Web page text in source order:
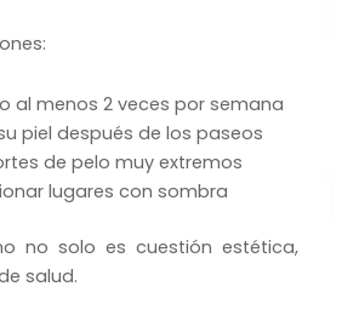
al menos 2 veces por semana
piel después de los paseos
de pelo muy extremos
lugares con sombra
no solo es cuestión estética,
salud.